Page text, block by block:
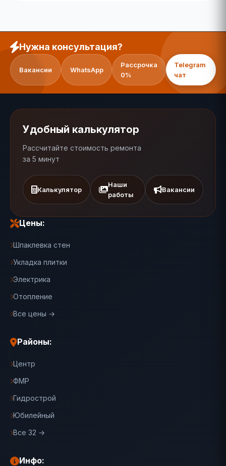
Нужна консультация?
Вакансии WhatsApp
Рассрочка
0%
Telegram
чат
Удобный калькулятор
Рассчитайте стоимость ремонта
за 5 минут
Калькулятор
Наши
работы
Вакансии
Цены:
Шпаклевка стен
Укладка плитки
Электрика
Отопление
Все цены →
Районы:
Центр
ФМР
Гидрострой
Юбилейный
Все 32 →
Инфо: